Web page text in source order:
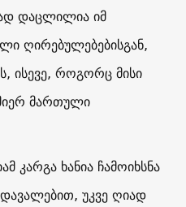
დაცლილია იმ
ღირებულებებისგან,
ისევე, როგორც მისი
მართული
კარგა ხანია ჩამოიხსნა
უკვე ღიად